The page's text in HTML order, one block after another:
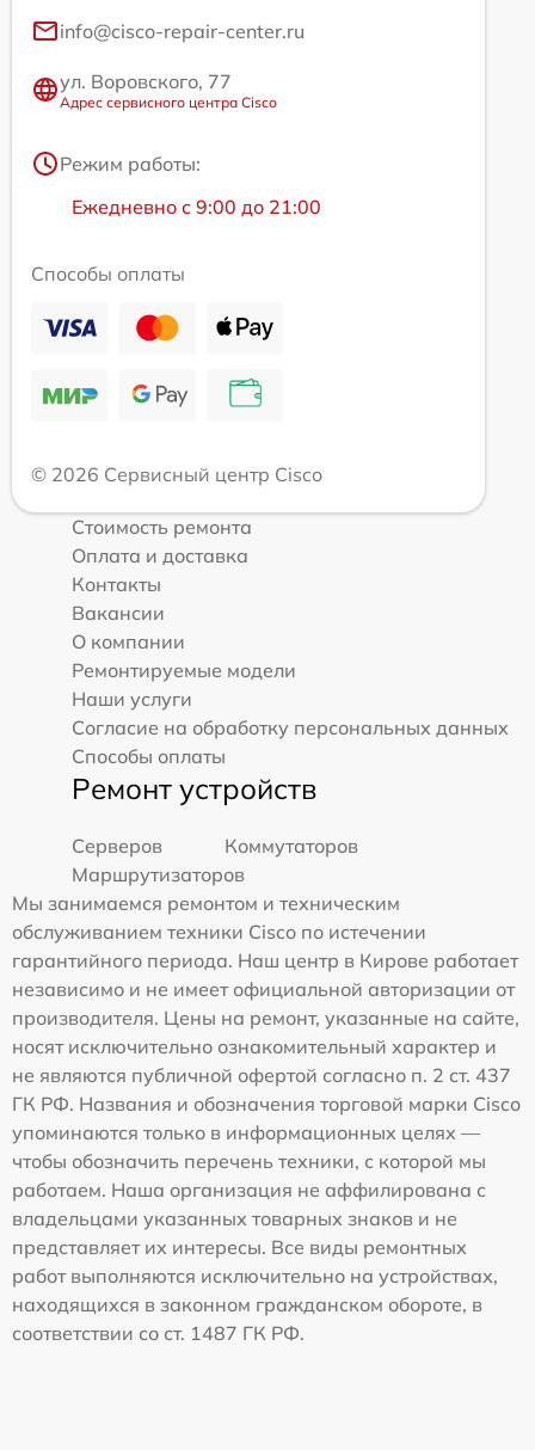
info@cisco-repair-center.ru
ул. Воровского, 77
Адрес сервисного центра Cisco
Режим работы:
Ежедневно с 9:00 до 21:00
Способы оплаты
© 2026 Сервисный центр Cisco
Стоимость ремонта
Оплата и доставка
Контакты
Вакансии
О компании
Ремонтируемые модели
Наши услуги
Согласие на обработку персональных данных
Способы оплаты
Ремонт устройств
Серверов
Коммутаторов
Маршрутизаторов
Мы занимаемся ремонтом и техническим
обслуживанием техники Cisco по истечении
гарантийного периода. Наш центр в Кирове работает
независимо и не имеет официальной авторизации от
производителя. Цены на ремонт, указанные на сайте,
носят исключительно ознакомительный характер и
не являются публичной офертой согласно п. 2 ст. 437
ГК РФ. Названия и обозначения торговой марки Cisco
упоминаются только в информационных целях —
чтобы обозначить перечень техники, с которой мы
работаем. Наша организация не аффилирована с
владельцами указанных товарных знаков и не
представляет их интересы. Все виды ремонтных
работ выполняются исключительно на устройствах,
находящихся в законном гражданском обороте, в
соответствии со ст. 1487 ГК РФ.